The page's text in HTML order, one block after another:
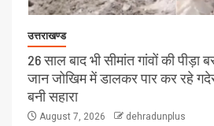
उत्तराखण्ड
26 साल बाद भी सीमांत गांवों की पीड़ा
जान जोखिम में डालकर पार कर रहे
बनी सहारा
August 7, 2026 dehradunplus